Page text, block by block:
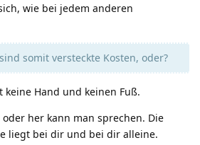
wie bei jedem anderen
somit versteckte Kosten, oder?
keine Hand und keinen Fuß.
her kann man sprechen. Die
liegt bei dir und bei dir alleine.